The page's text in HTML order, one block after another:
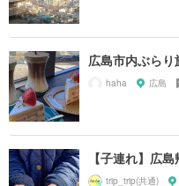
広島市内ぶらり
haha 広島
【子連れ】広
trip_trip(共通)